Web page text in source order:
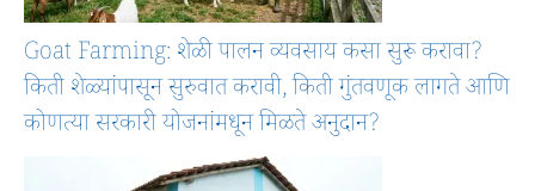
Goat Farming: शेळी पालन व्यवसाय कसा सुरू करावा?
किती शेळ्यांपासून सुरुवात करावी, किती गुंतवणूक लागते आणि
कोणत्या सरकारी योजनांमधून मिळते अनुदान?